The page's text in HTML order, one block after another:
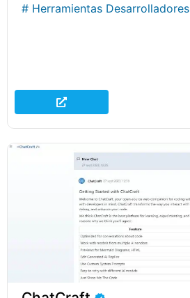
# Herramientas Desarrolladores